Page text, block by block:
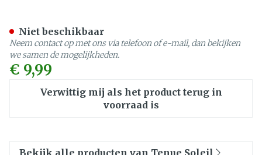
€ 9,99
Verwittig mij als het product terug in
voorraad is
Niet beschikbaar
Neem contact op met ons via telefoon of e-mail, dan bekijken
we samen de mogelijkheden.
Bekijk alle producten van Tenue Soleil